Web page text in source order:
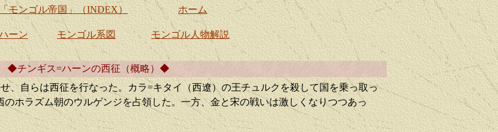
モンゴル帝国」（INDEX） ホーム
ーン モンゴル系図 モンゴル人物解説
◆チンギス=ハーンの西征（概略）◆
、自らは西征を行なった。カラ=キタイ（西遼）の王チュルクを殺して国を乗っ取っ
のホラズム朝のウルゲンジを占領した。一方、金と宋の戦いは激しくなりつつあっ